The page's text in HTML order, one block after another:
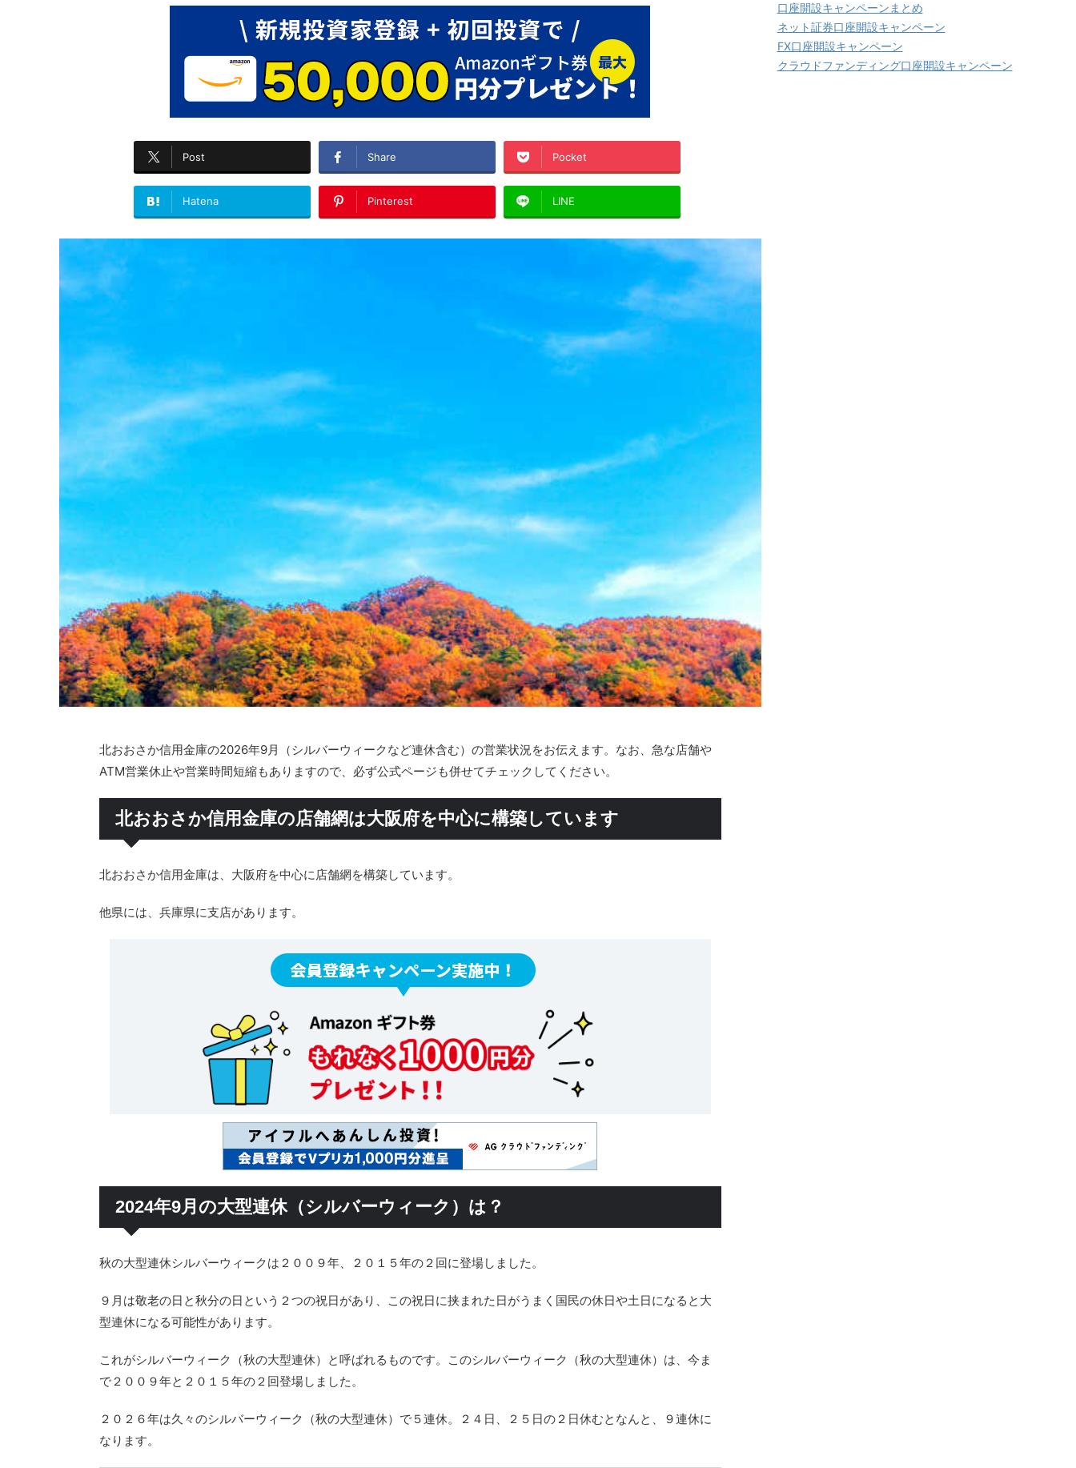
Post Share Pocket
Hatena Pinterest LINE
北おおさか信用金庫の2026年9月（シルバーウィークなど連休含む）の営業状況をお伝えます。なお、急な店舗や
ATM営業休止や営業時間短縮もありますので、必ず公式ページも併せてチェックしてください。
北おおさか信用金庫の店舗網は大阪府を中心に構築しています
北おおさか信用金庫は、大阪府を中心に店舗網を構築しています。
他県には、兵庫県に支店があります。
2024年9月の大型連休（シルバーウィーク）は？
秋の大型連休シルバーウィークは２００９年、２０１５年の２回に登場しました。
９月は敬老の日と秋分の日という２つの祝日があり、この祝日に挟まれた日がうまく国民の休日や土日になると大
型連休になる可能性があります。
これがシルバーウィーク（秋の大型連休）と呼ばれるものです。このシルバーウィーク（秋の大型連休）は、今ま
で２００９年と２０１５年の２回登場しました。
２０２６年は久々のシルバーウィーク（秋の大型連休）で５連休。２４日、２５日の２日休むとなんと、９連休に
なります。
口座開設キャンペーンまとめ
ネット証券口座開設キャンペーン
FX口座開設キャンペーン
クラウドファンディング口座開設キャンペーン